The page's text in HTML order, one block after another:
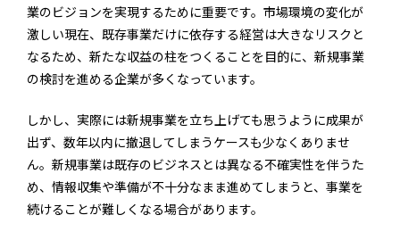
業のビジョンを実現するために重要です。市場環境の変化が
激しい現在、既存事業だけに依存する経営は大きなリスクと
なるため、新たな収益の柱をつくることを目的に、新規事業
の検討を進める企業が多くなっています。
しかし、実際には新規事業を立ち上げても思うように成果が
出ず、数年以内に撤退してしまうケースも少なくありませ
ん。新規事業は既存のビジネスとは異なる不確実性を伴うた
め、情報収集や準備が不十分なまま進めてしまうと、事業を
続けることが難しくなる場合があります。